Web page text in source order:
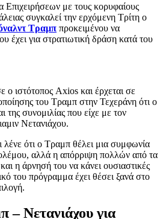
Επιχειρήσεων με τους κορυφαίους
συγκαλεί την ερχόμενη Τρίτη ο
Τραμπ προκειμένου να
έχει για στρατιωτική δράση κατά του
ιστότοπος Axios και έρχεται σε
του Τραμπ στην Τεχεράνη ότι ο
της συνομιλίας που είχε με τον
Νετανιάχου.
λένε ότι ο Τραμπ θέλει μια συμφωνία
αλλά η απόρριψη πολλών από τα
η άρνησή του να κάνει ουσιαστικές
του πρόγραμμα έχει θέσει ξανά στο
– Νετανιάχου για